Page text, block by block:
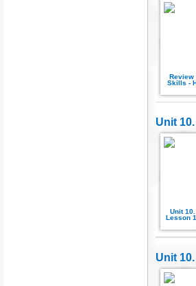
Review
Skills -
Unit
Unit
Lesson
Unit